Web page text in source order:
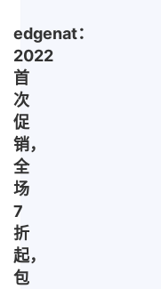
edgenat：
2022
首
次
促
销，
全
场
7
折
起，
包